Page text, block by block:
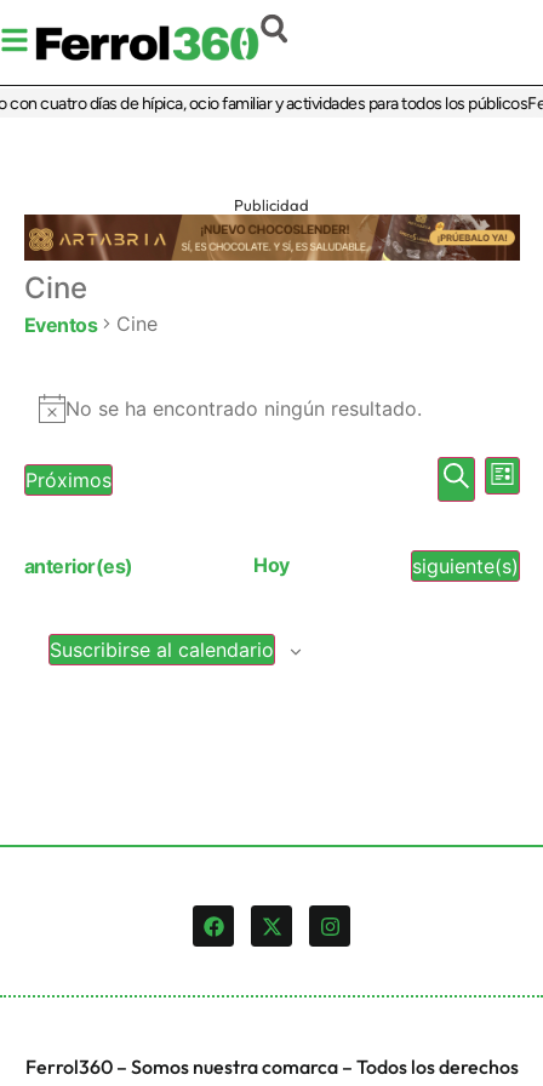
con cuatro días de hípica, ocio familiar y actividades para todos los públicos
Publicidad
Cine
Eventos Cine
Aviso
No se ha encontrado ningún resultado.
Buscar
de
Lista
Próximos
Selecciona
Eventos
anterior(es) Hoy Eventos
siguiente(s)
Suscribirse al calendario
Ferrol360 – Somos nuestra comarca – Todos los derechos